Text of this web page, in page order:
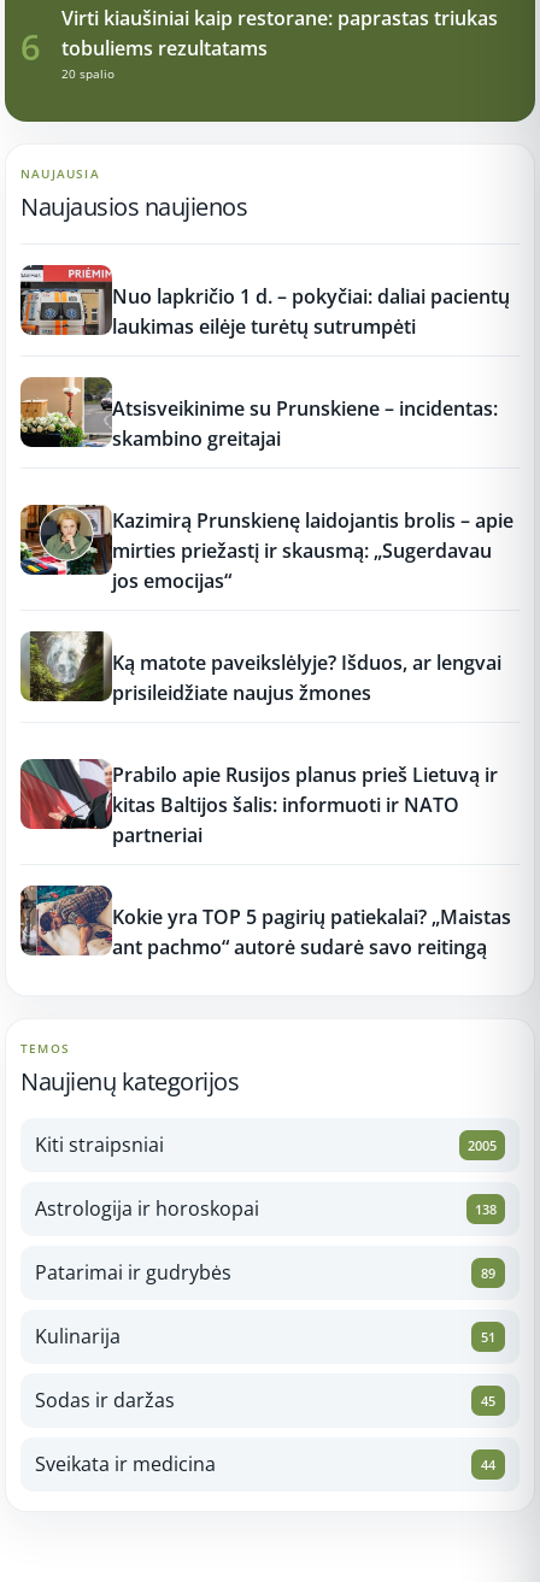
6
Virti kiaušiniai kaip restorane: paprastas triukas
tobuliems rezultatams
20 spalio
NAUJAUSIA
Naujausios naujienos
Nuo lapkričio 1 d. – pokyčiai: daliai pacientų
laukimas eilėje turėtų sutrumpėti
Atsisveikinime su Prunskiene – incidentas:
skambino greitajai
Kazimirą Prunskienę laidojantis brolis – apie
mirties priežastį ir skausmą: „Sugerdavau
jos emocijas“
Ką matote paveikslėlyje? Išduos, ar lengvai
prisileidžiate naujus žmones
Prabilo apie Rusijos planus prieš Lietuvą ir
kitas Baltijos šalis: informuoti ir NATO
partneriai
Kokie yra TOP 5 pagirių patiekalai? „Maistas
ant pachmo“ autorė sudarė savo reitingą
TEMOS
Naujienų kategorijos
Kiti straipsniai 2005
Astrologija ir horoskopai 138
Patarimai ir gudrybės 89
Kulinarija 51
Sodas ir daržas 45
Sveikata ir medicina 44